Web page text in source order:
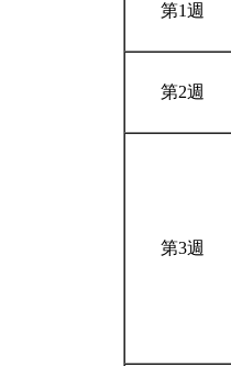
第1週
第2週
第3週